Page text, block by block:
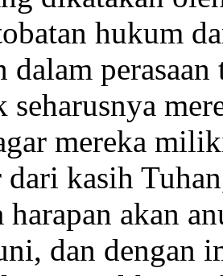
hukum
dalam
seharusnya
mereka
dari kasih
harapan akan
dan dengan